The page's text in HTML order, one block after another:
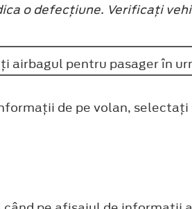
o defecţiune. Verificaţi
airbagul pentru pasager în
de pe volan, selectaţi